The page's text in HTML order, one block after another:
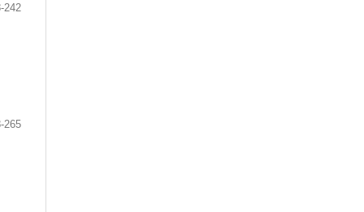
242
265